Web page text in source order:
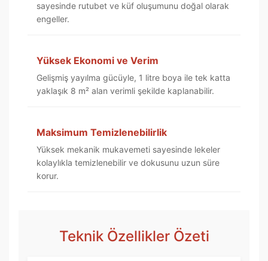
sayesinde rutubet ve küf oluşumunu doğal olarak
engeller.
Yüksek Ekonomi ve Verim
Gelişmiş yayılma gücüyle, 1 litre boya ile tek katta
yaklaşık 8 m² alan verimli şekilde kaplanabilir.
Maksimum Temizlenebilirlik
Yüksek mekanik mukavemeti sayesinde lekeler
kolaylıkla temizlenebilir ve dokusunu uzun süre
korur.
Teknik Özellikler Özeti